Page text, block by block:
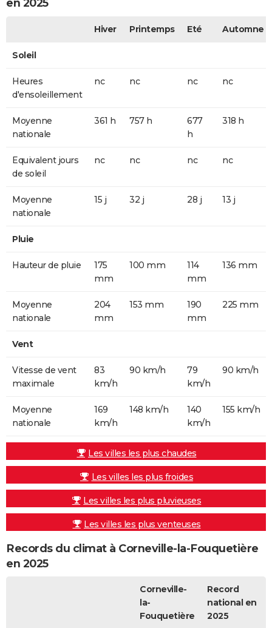
en 2025
Hiver Printemps Eté Automne
Soleil
Heures
d'ensoleillement
nc nc nc nc
Moyenne
nationale
361 h 757 h
677
h
318 h
Equivalent jours
de soleil
nc nc nc nc
Moyenne
nationale
15 j 32 j 28 j 13 j
Pluie
Hauteur de pluie
175
mm
100 mm
114
mm
136 mm
Moyenne
nationale
204
mm
153 mm
190
mm
225 mm
Vent
Vitesse de vent
maximale
83
km/h
90 km/h
79
km/h
90 km/h
Moyenne
nationale
169
km/h
148 km/h
140
km/h
155 km/h
Les villes les plus chaudes
Les villes les plus froides
Les villes les plus pluvieuses
Les villes les plus venteuses
Records du climat à Corneville-la-Fouquetière
en 2025
Corneville-
la-
Fouquetière
Record
national en
2025